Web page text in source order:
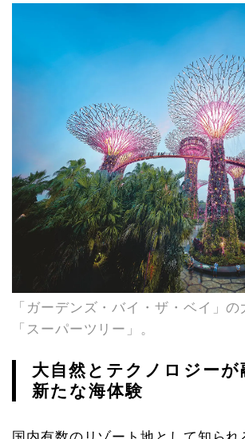
「ガーデンズ・バイ・ザ・ベイ」
「スーパーツリー」。
大自然とテクノロジーが
新たな海体験